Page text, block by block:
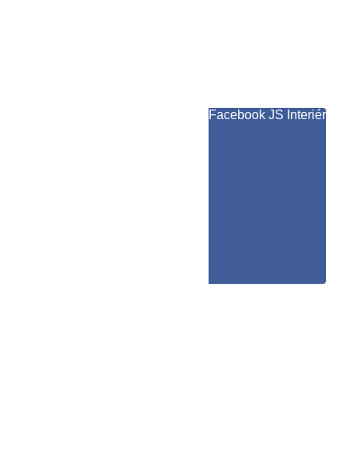
Facebook JS Interiér